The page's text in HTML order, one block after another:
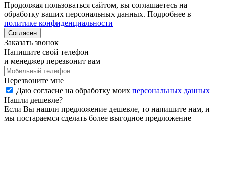
Продолжая пользоваться сайтом, вы соглашаетесь на
обработку ваших персональных данных. Подробнее в
политике конфиденциальности
Согласен
Заказать звонок
Напишите свой телефон
и менеджер перезвонит вам
Перезвоните мне
Даю согласие на обработку моих персональных данных
Нашли дешевле?
Если Вы нашли предложение дешевле, то напишите нам, и
мы постараемся сделать более выгодное предложение